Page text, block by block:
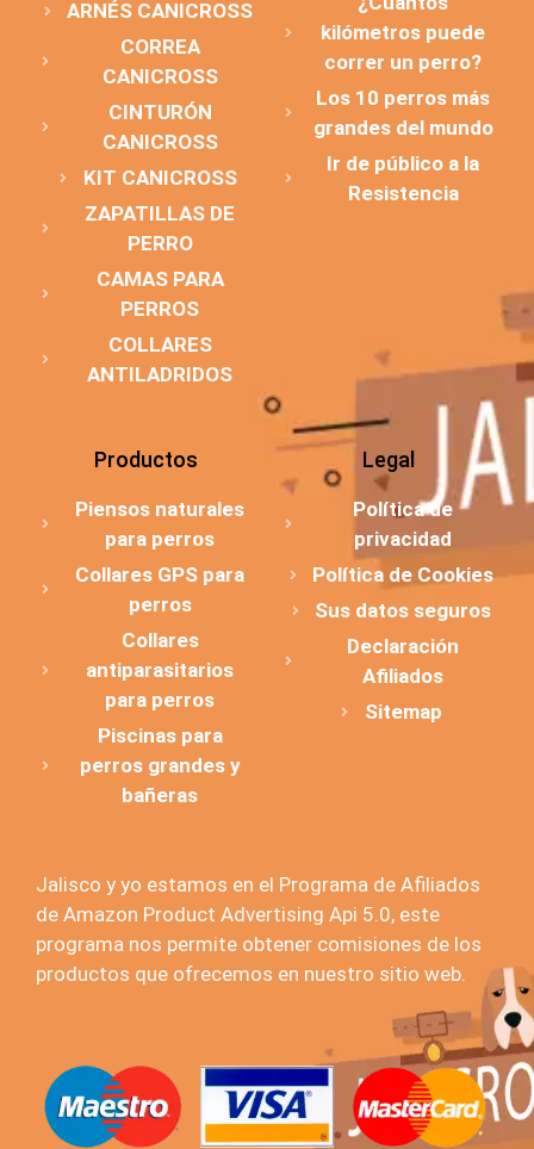
ARNÉS CANICROSS
CORREA
CANICROSS
CINTURÓN
CANICROSS
KIT CANICROSS
ZAPATILLAS DE
PERRO
CAMAS PARA
PERROS
COLLARES
ANTILADRIDOS
kilómetros puede
correr un perro?
Los 10 perros más
grandes del mundo
Ir de público a la
Resistencia
Productos
Piensos naturales
para perros
Collares GPS para
perros
Collares
antiparasitarios
para perros
Piscinas para
perros grandes y
bañeras
Legal
Política de
privacidad
Política de Cookies
Sus datos seguros
Declaración
Afiliados
Sitemap
Jalisco y yo estamos en el Programa de Afiliados
de Amazon Product Advertising Api 5.0, este
programa nos permite obtener comisiones de los
productos que ofrecemos en nuestro sitio web.